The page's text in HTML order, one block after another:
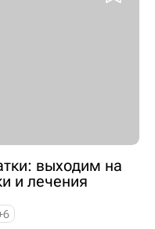
выходим на
и лечения